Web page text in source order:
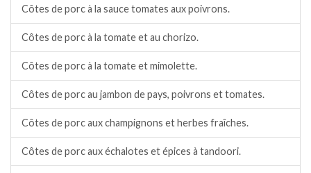
Côtes de porc à la sauce tomates aux poivrons.
Côtes de porc à la tomate et au chorizo.
Côtes de porc à la tomate et mimolette.
Côtes de porc au jambon de pays, poivrons et tomates.
Côtes de porc aux champignons et herbes fraîches.
Côtes de porc aux échalotes et épices à tandoori.